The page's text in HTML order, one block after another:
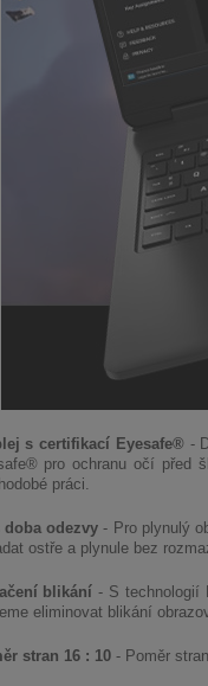
s certifikací Eyesafe® -
pro ochranu očí před
práci.
doba odezvy - Pro plynulý
ostře a plynule bez
blikání - S technologií
eliminovat blikání
stran 16 : 10- Poměr